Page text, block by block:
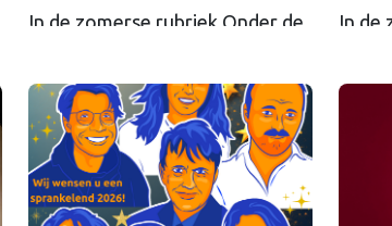
In de zomerse rubriek Onder de
met een Europese link: soms
historisch, soms verrassend
actueel. Redacteur Bijou van der
Borst tipt Galmende
geschiedenissen van Sinan
In de
met
kiest